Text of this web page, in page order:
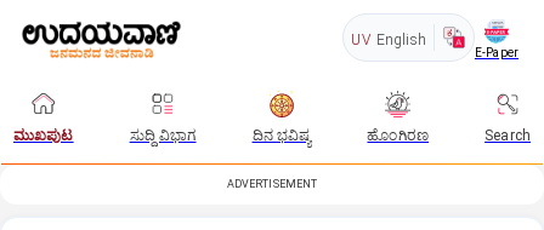
UV English
E-Paper
ಮುಖಪುಟ ಸುದ್ದಿ ವಿಭಾಗ ದಿನ ಭವಿಷ್ಯ ಹೊಂಗಿರಣ Search
ADVERTISEMENT